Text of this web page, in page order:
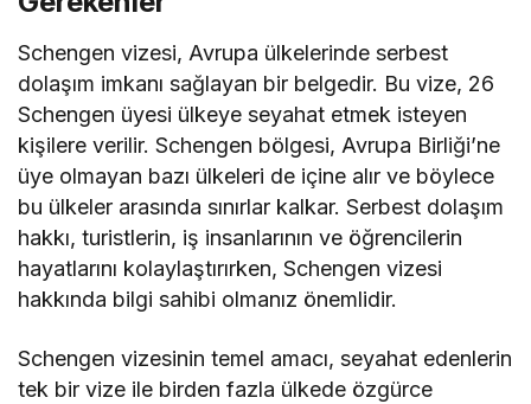
Schengen vizesi, Avrupa ülkelerinde serbest
dolaşım imkanı sağlayan bir belgedir. Bu vize, 26
Schengen üyesi ülkeye seyahat etmek isteyen
kişilere verilir. Schengen bölgesi, Avrupa Birliği’ne
üye olmayan bazı ülkeleri de içine alır ve böylece
bu ülkeler arasında sınırlar kalkar. Serbest dolaşım
hakkı, turistlerin, iş insanlarının ve öğrencilerin
hayatlarını kolaylaştırırken, Schengen vizesi
hakkında bilgi sahibi olmanız önemlidir.
Schengen vizesinin temel amacı, seyahat edenlerin
tek bir vize ile birden fazla ülkede özgürce